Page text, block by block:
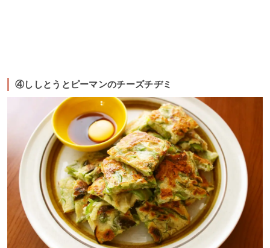
④ししとうとピーマンのチーズチヂミ